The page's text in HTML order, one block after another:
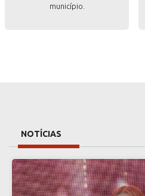
município.
NOTÍCIAS